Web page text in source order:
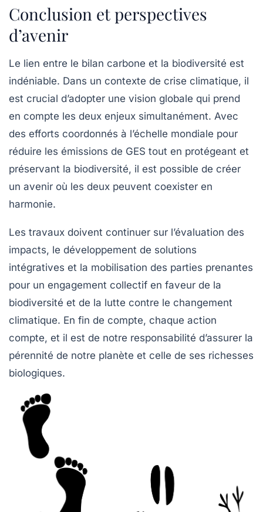
Conclusion et perspectives
d’avenir
Le lien entre le bilan carbone et la biodiversité est
indéniable. Dans un contexte de crise climatique, il
est crucial d’adopter une vision globale qui prend
en compte les deux enjeux simultanément. Avec
des efforts coordonnés à l’échelle mondiale pour
réduire les émissions de GES tout en protégeant et
préservant la biodiversité, il est possible de créer
un avenir où les deux peuvent coexister en
harmonie.
Les travaux doivent continuer sur l’évaluation des
impacts, le développement de solutions
intégratives et la mobilisation des parties prenantes
pour un engagement collectif en faveur de la
biodiversité et de la lutte contre le changement
climatique. En fin de compte, chaque action
compte, et il est de notre responsabilité d’assurer la
pérennité de notre planète et celle de ses richesses
biologiques.